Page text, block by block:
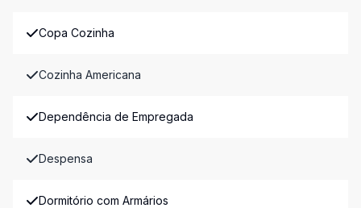
Copa Cozinha
Cozinha Americana
Dependência de Empregada
Despensa
Dormitório com Armários